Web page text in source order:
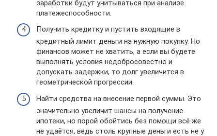
заработки будут учитываться при анализе
платежеспособности.
Получить кредитку и пустить входящие в
кредитный лимит деньги на нужную покупку. Но
финансов может не хватить, а если вы будете
выполнять условия недобросовестно и
допускать задержки, то долг увеличится в
геометрической прогрессии.
Найти средства на внесение первой суммы. Это
значительно увеличит шансы на получение
ипотеки, но порой обойтись без помощи всё же
не удаётся, ведь столь крупные деньги есть не у